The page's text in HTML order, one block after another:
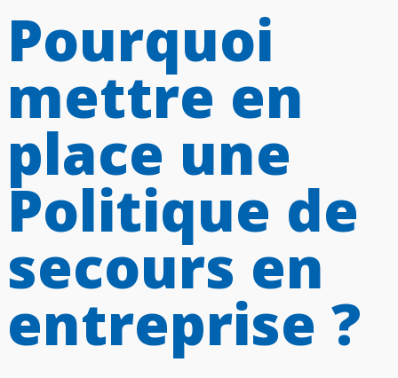
Pourquoi
mettre en
place une
Politique de
secours en
entreprise ?